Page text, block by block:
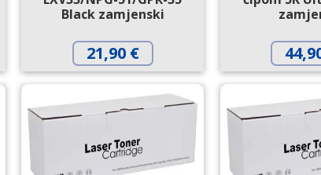
Black zamjenski
21,90 €